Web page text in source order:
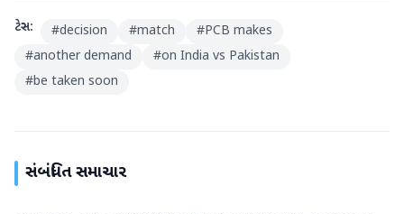
ટેગ્સ: #decision #match #PCB makes
#another demand #on India vs Pakistan
#be taken soon
સંબંધિત સમાચાર